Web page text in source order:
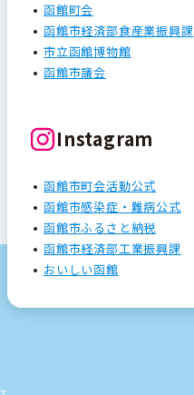
函館町会
函館市経済部食産業振興課
市立函館博物館
函館市議会
Instagram
函館市町会活動公式
函館市感染症・難病公式
函館市ふるさと納税
函館市経済部工業振興課
おいしい函館